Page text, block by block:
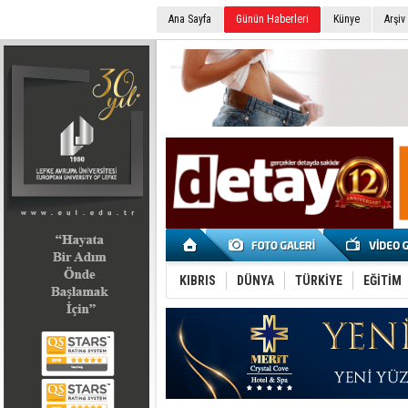
Ana Sayfa Günün Haberleri Künye Arşiv
KIBRIS DÜNYA TÜRKİYE EĞİTİM